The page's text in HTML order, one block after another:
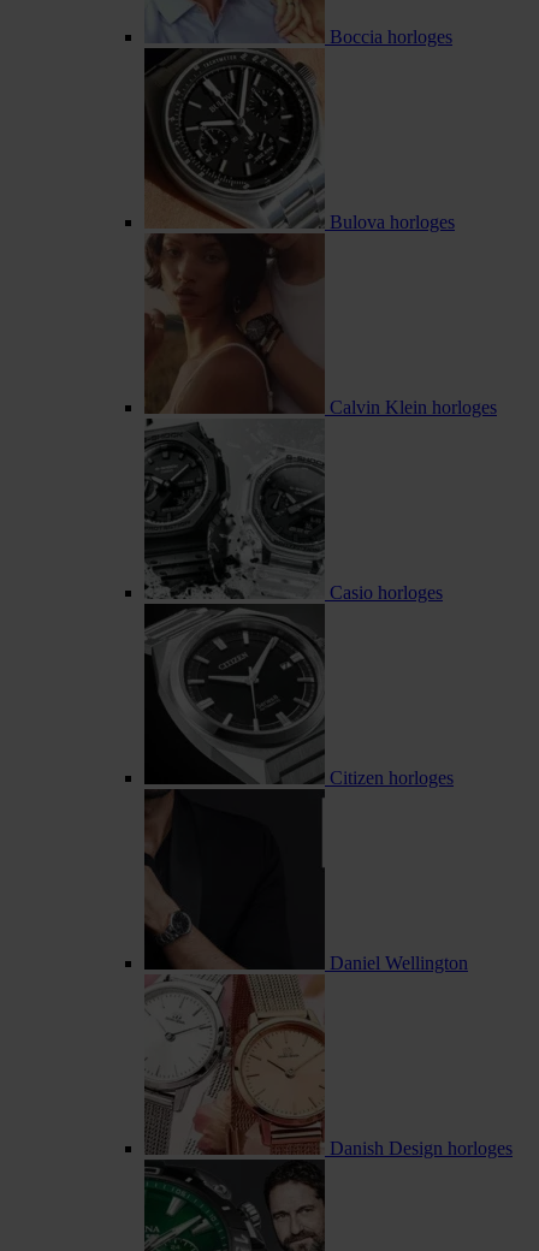
Boccia horloges
Bulova horloges
Calvin Klein horloges
Casio horloges
Citizen horloges
Daniel Wellington
Danish Design horloges